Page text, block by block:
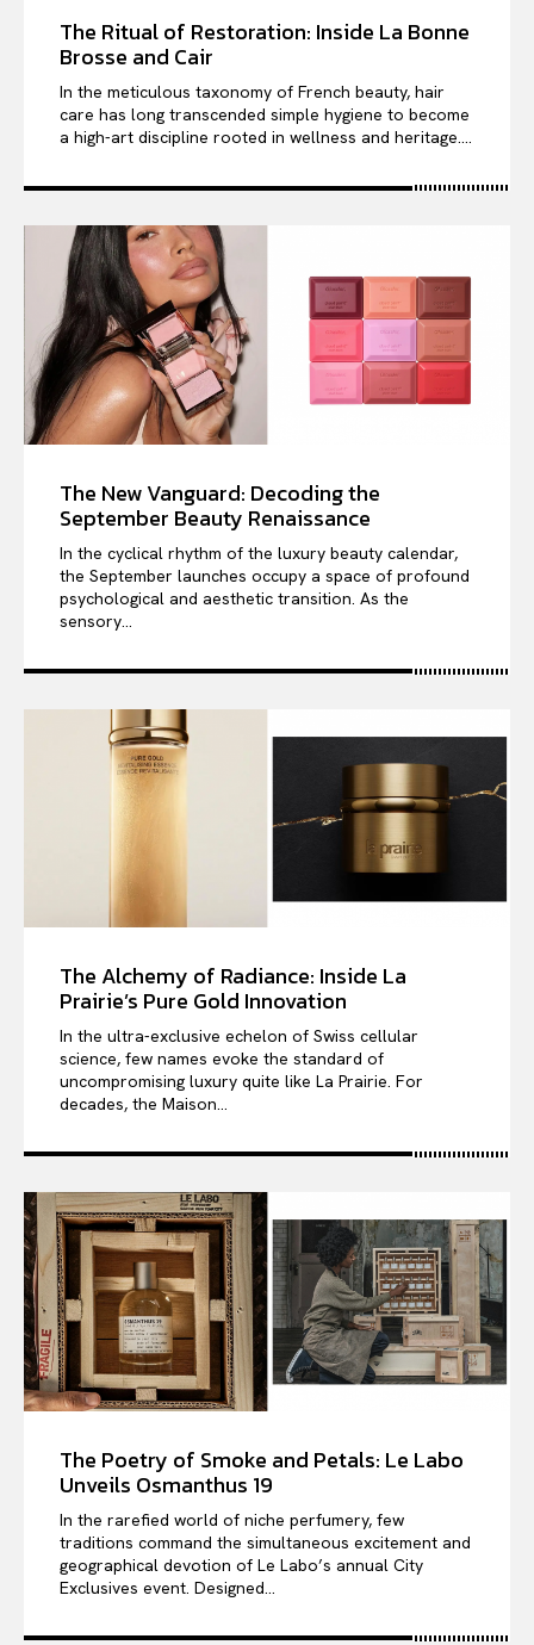
The Ritual of Restoration: Inside La Bonne
Brosse and Cair
In the meticulous taxonomy of French beauty, hair
care has long transcended simple hygiene to become
a high-art discipline rooted in wellness and heritage....
The New Vanguard: Decoding the
September Beauty Renaissance
In the cyclical rhythm of the luxury beauty calendar,
the September launches occupy a space of profound
psychological and aesthetic transition. As the
sensory...
The Alchemy of Radiance: Inside La
Prairie’s Pure Gold Innovation
In the ultra-exclusive echelon of Swiss cellular
science, few names evoke the standard of
uncompromising luxury quite like La Prairie. For
decades, the Maison...
The Poetry of Smoke and Petals: Le Labo
Unveils Osmanthus 19
In the rarefied world of niche perfumery, few
traditions command the simultaneous excitement and
geographical devotion of Le Labo’s annual City
Exclusives event. Designed...